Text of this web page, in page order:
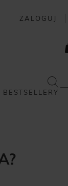
ZALOGUJ
BESTSELLERY